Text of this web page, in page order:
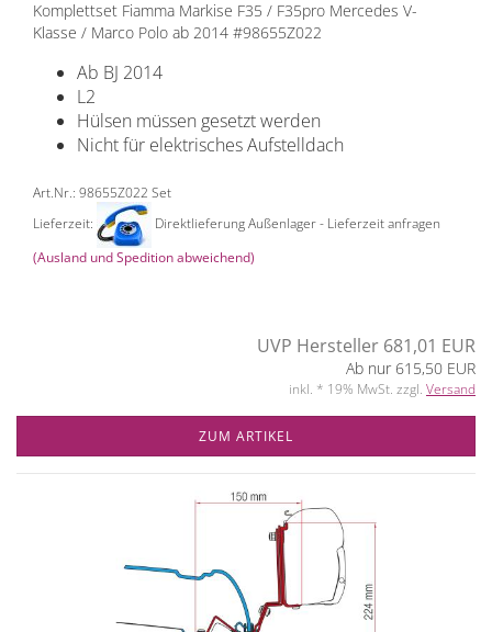
Komplettset Fiamma Markise F35 / F35pro Mercedes V-
Klasse / Marco Polo ab 2014 #98655Z022
Ab BJ 2014
L2
Hülsen müssen gesetzt werden
Nicht für elektrisches Aufstelldach
Art.Nr.: 98655Z022 Set
Lieferzeit:
Direktlieferung Außenlager - Lieferzeit anfragen
(Ausland und Spedition abweichend)
UVP Hersteller 681,01 EUR
Ab nur 615,50 EUR
inkl. * 19% MwSt. zzgl. Versand
ZUM ARTIKEL